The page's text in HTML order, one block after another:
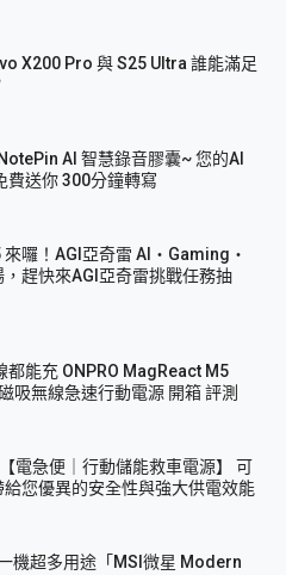
X200 Pro 與 S25 Ultra 誰能滿足
AI 智慧錄音膠囊~ 您的AI
費送你 300分鐘轉寫
來囉！AGI亞奇雷 AI・Gaming・
趕快來AGI亞奇雷挑戰任務抽
都能充 ONPRO MagReact M5
吸無線急速行動電源 開箱 評測
電急便｜行動儲能救車電源】 可
您優異的安全性與強大供電效能
機超多用途「MSI微星 Modern